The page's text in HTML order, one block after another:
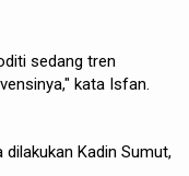
sedang tren
kata Isfan.
dilakukan Kadin Sumut,